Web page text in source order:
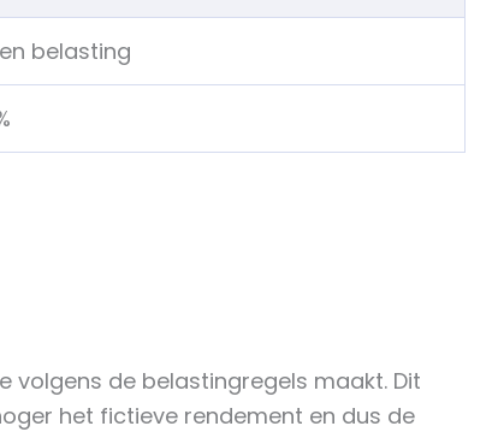
belasting
de belastingregels maakt. Dit
het fictieve rendement en dus de